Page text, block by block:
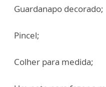
Guardanapo decorado;
Pincel;
Colher para medida;